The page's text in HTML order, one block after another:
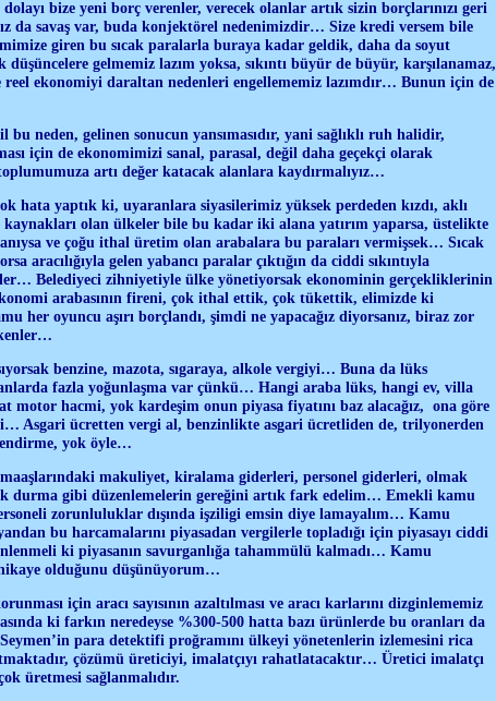
bize yeni borç verenler, verecek olanlar artık sizin borçlarınızı geri
da savaş var, buda konjektörel nedenimizdir… Size kredi versem bile
giren bu sıcak paralarla buraya kadar geldik, daha da soyut
gelmemiz lazım yoksa, sıkıntı büyür de büyür, karşılanamaz,
ekonomiyi daraltan nedenleri engellememiz lazımdır… Bunun için de
neden, gelinen sonucun yansımasıdır, yani sağlıklı ruh halidir,
için de ekonomimizi sanal, parasal, değil daha geçekçi olarak
artı değer katacak alanlara kaydırmalıyız…
hata yaptık ki, uyaranlara siyasilerimiz yüksek perdeden kızdı, aklı
olan ülkeler bile bu kadar iki alana yatırım yaparsa, üstelikte
ve çoğu ithal üretim olan arabalara bu paraları vermişsek… Sıcak
aracılığıyla gelen yabancı paralar çıktığın da ciddi sıkıntıyla
Belediyeci zihniyetiyle ülke yönetiyorsak ekonominin gerçekliklerinin
arabasının fireni, çok ithal ettik, çok tükettik, elimizde ki
her oyuncu aşırı borçlandı, şimdi ne yapacağız diyorsanız, biraz zor
benzine, mazota, sıgaraya, alkole vergiyi… Buna da lüks
fazla yoğunlaşma var çünkü… Hangi araba lüks, hangi ev, villa
motor hacmi, yok kardeşim onun piyasa fiyatını baz alacağız, ona göre
Asgari ücretten vergi al, benzinlikte asgari ücretliden de, trilyonerden
yok öyle…
maaşlarındaki makuliyet, kiralama giderleri, personel giderleri, olmak
durma gibi düzenlemelerin gereğini artık fark edelim… Emekli kamu
zorunluluklar dışında işziligi emsin diye lamayalım… Kamu
bu harcamalarını piyasadan vergilerle topladığı için piyasayı ciddi
ki piyasanın savurganlığa tahammülü kalmadı… Kamu
olduğunu düşünüyorum…
için aracı sayısının azaltılması ve aracı karlarını dizginlememiz
ki farkın neredeyse %300-500 hatta bazı ürünlerde bu oranları da
para detektifi proğramını ülkeyi yönetenlerin izlemesini rica
çözümü üreticiyi, imalatçıyı rahatlatacaktır… Üretici imalatçı
üretmesi sağlanmalıdır.